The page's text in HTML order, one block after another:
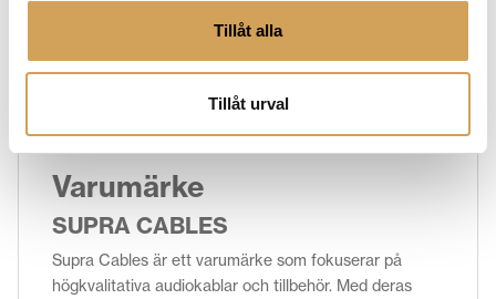
Tillåt alla
Tillåt urval
Färg Blå,Vit
Varumärke
SUPRA CABLES
Supra Cables är ett varumärke som fokuserar på
högkvalitativa audiokablar och tillbehör. Med deras